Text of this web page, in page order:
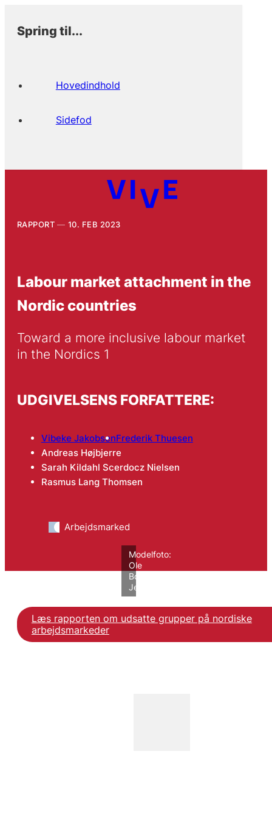
Spring til...
Hovedindhold
Sidefod
RAPPORT 10. FEB 2023
Labour market attachment in the
Nordic countries
Toward a more inclusive labour market
in the Nordics 1
UDGIVELSENS FORFATTERE:
Vibeke JakobsenFrederik Thuesen
Andreas Højbjerre
Sarah Kildahl Scerdocz Nielsen
Rasmus Lang Thomsen
Arbejdsmarked
Modelfoto:
Ole
Bo
Jensen/VIVE
Læs rapporten om udsatte grupper på nordiske
arbejdsmarkeder